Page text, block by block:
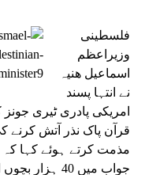
فلسطینی
وزیراعظم
اسماعیل ھنیہ
نے انتہا پسند
امریکی پادری ٹیری
قرآن پاک نذر آتش
مذمت کرتے ہوئے کہا
جواب میں 40